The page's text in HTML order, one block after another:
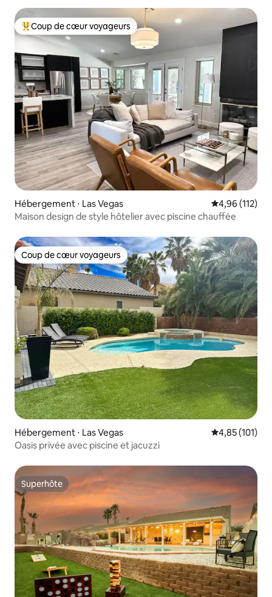
Coups de cœur voyageurs les plus appréciés
Coup de cœur voyageurs
Hébergement ⋅ Las Vegas Évaluation
4,96 (112)
Maison design de style hôtelier avec piscine chauffée
Coup de cœur voyageurs
Coup de cœur voyageurs
Hébergement ⋅ Las Vegas Évaluation
4,85 (101)
Oasis privée avec piscine et jacuzzi
Superhôte
Superhôte